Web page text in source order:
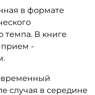
в формате
темпа. В книге
прием -
случая в середине